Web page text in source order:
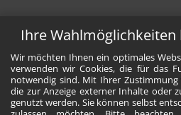
Ihre Wahlmöglichkeiten
Wir möchten Ihnen ein optimales
verwenden wir Cookies, die für das
notwendig sind. Mit Ihrer Zustimmung
die zur Anzeige externer Inhalte oder
genutzt werden. Sie können selbst